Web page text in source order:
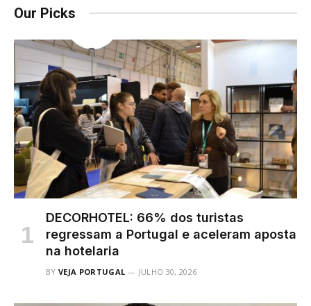
Our Picks
DECORHOTEL: 66% dos turistas
regressam a Portugal e aceleram aposta
na hotelaria
BY VEJA PORTUGAL JULHO 30, 2026